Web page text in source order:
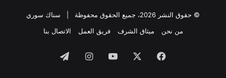
© حقوق النشر 2026، جميع الحقوق محفوظة | سناك سوري
من نحن
ميثاق الشرف فريق العمل الاتصال بنا
فيسبوك ‫YouTubeانستقرام